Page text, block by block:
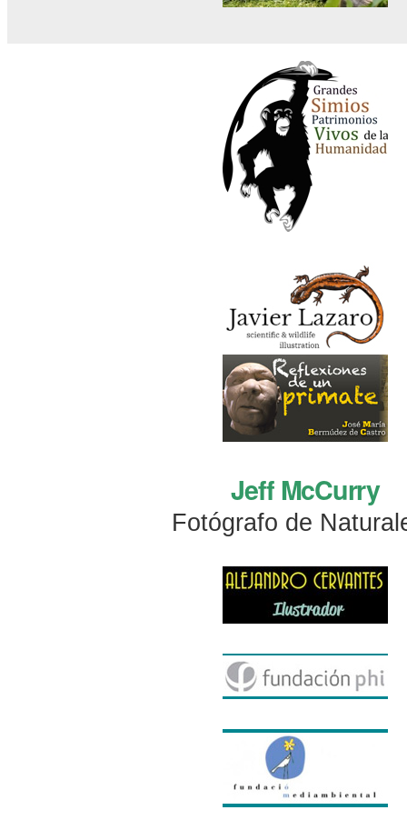
Jeff McCurry
Fotógrafo de